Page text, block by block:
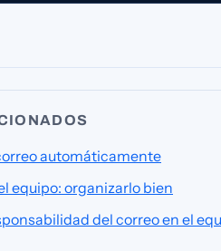
automáticamente
equipo: organizarlo bien
del correo en el